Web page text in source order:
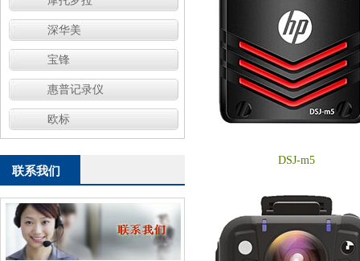
深华美
宝锋
惠普记录仪
欧标
联系我们
DSJ-m5